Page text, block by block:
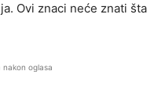
Ovi znaci neće znati šta
nakon oglasa